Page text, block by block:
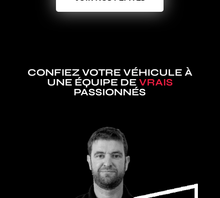
CONFIEZ VOTRE VÉHICULE À
UNE ÉQUIPE DE VRAIS
PASSIONNÉS